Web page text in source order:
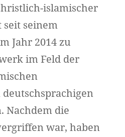
islamischer
seit seinem
Jahr 2014 zu
im Feld der
Nachdem die
war, haben